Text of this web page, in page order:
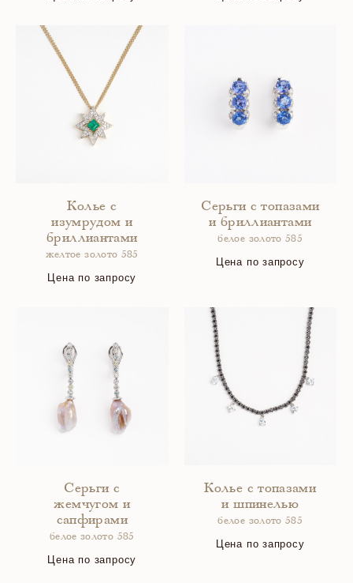
Колье с
изумрудом и
бриллиантами
желтое золото 585
Цена по запросу
Серьги с топазами
и бриллиантами
белое золото 585
Цена по запросу
Серьги с
жемчугом и
сапфирами
белое золото 585
Цена по запросу
Колье с топазами
и шпинелью
белое золото 585
Цена по запросу